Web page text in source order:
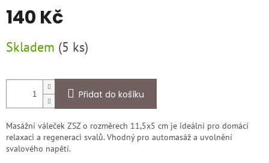
140 Kč
cena:
Skladem (5 ks)
Přidat do košíku
Masážní váleček ZSZ o rozměrech 11,5x5 cm je ideální pro domácí
relaxaci a regeneraci svalů. Vhodný pro automasáž a uvolnění
svalového napětí.